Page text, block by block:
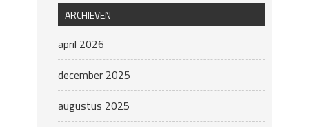
ARCHIEVEN
april 2026
december 2025
augustus 2025